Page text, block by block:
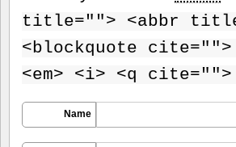
title=""> <abbr
<blockquote
<em> <i> <q
Name